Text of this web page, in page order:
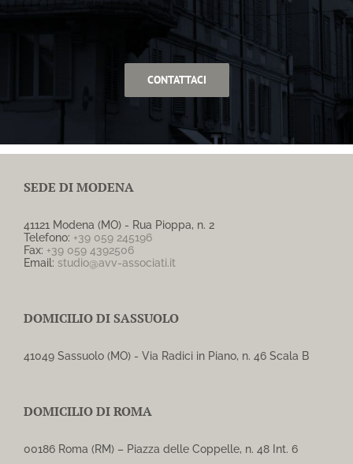
CONTATTACI
SEDE DI MODENA
41121 Modena (MO) - Rua Pioppa, n. 2
Telefono: +39 059 245196
Fax: +39 059 4392506
Email: studio@avv-associati.it
DOMICILIO DI SASSUOLO
41049 Sassuolo (MO) - Via Radici in Piano, n. 46 Scala B
DOMICILIO DI ROMA
00186 Roma (RM) – Piazza delle Coppelle, n. 48 Int. 6